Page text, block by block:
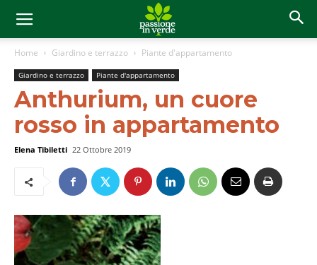
Home Giardino e terrazzo Piante d'appartamento
Giardino e terrazzo Piante d'appartamento
Anthurium, un cuore
rosso in appartamento
Elena Tibiletti 22 Ottobre 2019